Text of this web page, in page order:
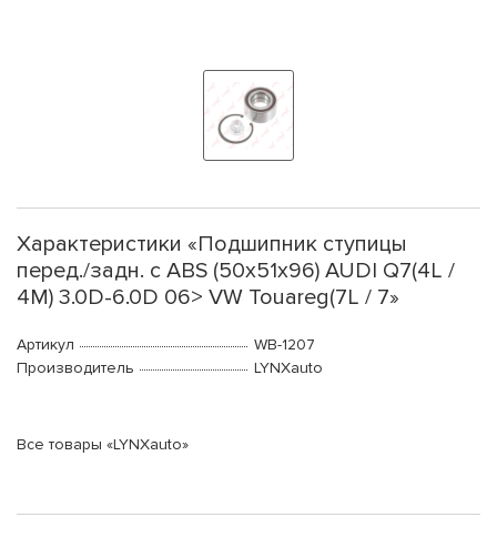
Характеристики «Подшипник ступицы
перед./задн. с ABS (50x51x96) AUDI Q7(4L /
4M) 3.0D-6.0D 06> VW Touareg(7L / 7»
Артикул
WB-1207
Производитель
LYNXauto
Все товары «LYNXauto»